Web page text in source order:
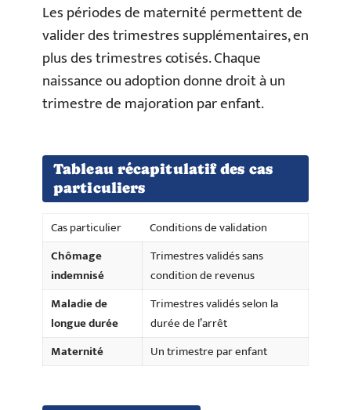
Les périodes de maternité permettent de
valider des trimestres supplémentaires, en
plus des trimestres cotisés. Chaque
naissance ou adoption donne droit à un
trimestre de majoration par enfant.
Tableau récapitulatif des cas
particuliers
Cas particulier
Conditions de validation
Chômage
indemnisé
Trimestres validés sans
condition de revenus
Maladie de
longue durée
Trimestres validés selon la
durée de l’arrêt
Maternité
Un trimestre par enfant